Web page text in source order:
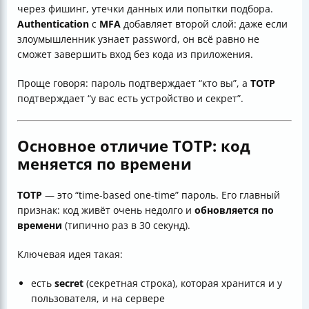
через фишинг, утечки данных или попытки подбора.
Authentication с MFA добавляет второй слой: даже если
злоумышленник узнает password, он всё равно не
сможет завершить вход без кода из приложения.
Проще говоря: пароль подтверждает “кто вы”, а TOTP
подтверждает “у вас есть устройство и секрет”.
Основное отличие TOTP: код
меняется по времени
TOTP — это “time-based one-time” пароль. Его главный
признак: код живёт очень недолго и обновляется по
времени (типично раз в 30 секунд).
Ключевая идея такая:
есть secret (секретная строка), которая хранится и у
пользователя, и на сервере